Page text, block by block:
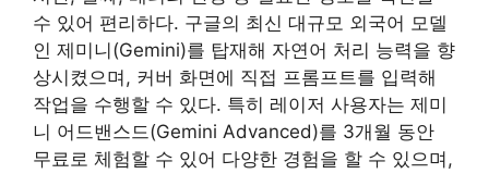
수 있어 편리하다. 구글의 최신 대규모 외국어 모델
인 제미니(Gemini)를 탑재해 자연어 처리 능력을 향
상시켰으며, 커버 화면에 직접 프롬프트를 입력해
작업을 수행할 수 있다. 특히 레이저 사용자는 제미
니 어드밴스드(Gemini Advanced)를 3개월 동안
무료로 체험할 수 있어 다양한 경험을 할 수 있으며,